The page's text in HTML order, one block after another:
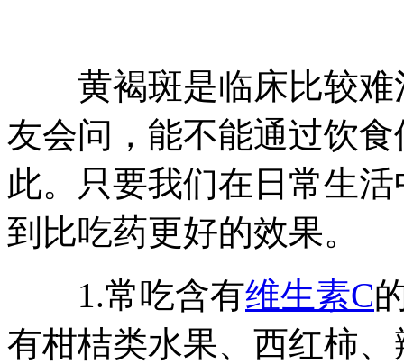
黄褐斑是临床比较难
友会问，能不能通过饮
此。只要我们在日常生
到比吃药更好的效果。
1.常吃含有维生素C
有柑桔类水果、西红柿